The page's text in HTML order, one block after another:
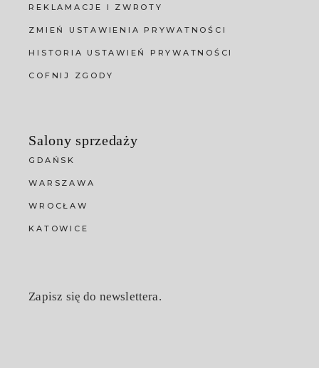
REKLAMACJE I ZWROTY
ZMIEŃ USTAWIENIA PRYWATNOŚCI
HISTORIA USTAWIEŃ PRYWATNOŚCI
COFNIJ ZGODY
Salony sprzedaży
GDAŃSK
WARSZAWA
WROCŁAW
KATOWICE
Zapisz się do newslettera.